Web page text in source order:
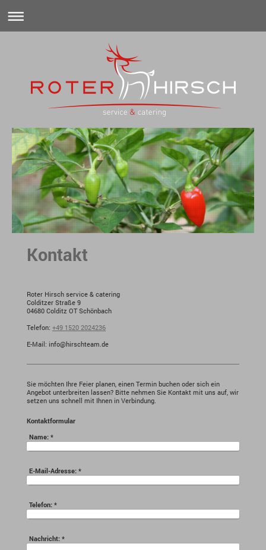
Kontakt
Roter Hirsch service & catering
Colditzer Straße 9
04680 Colditz OT Schönbach
Telefon: +49 1520 2024236
E-Mail: info@hirschteam.de
Sie möchten Ihre Feier planen, einen Termin buchen oder sich ein
Angebot unterbreiten lassen? Bitte nehmen Sie Kontakt mit uns auf, wir
setzen uns schnell mit Ihnen in Verbindung.
Kontaktformular
Name:*
E-Mail-Adresse:*
Telefon:*
Nachricht:*